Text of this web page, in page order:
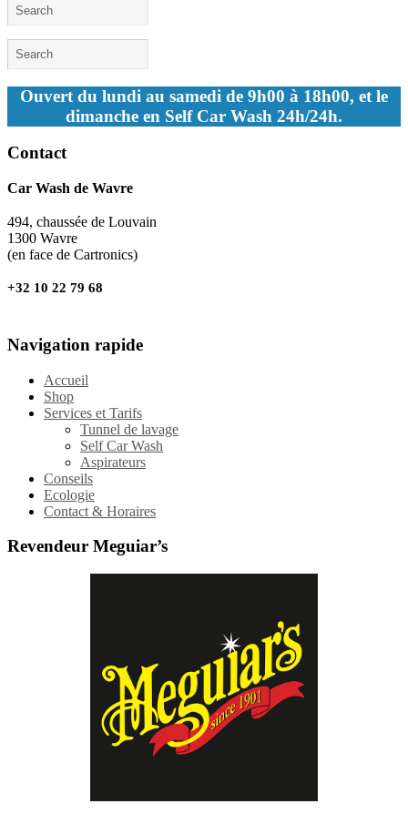
Ouvert du lundi au samedi de 9h00 à 18h00, et le
dimanche en Self Car Wash 24h/24h.
Contact
Car Wash de Wavre
494, chaussée de Louvain
1300 Wavre
(en face de Cartronics)
+32 10 22 79 68
Navigation rapide
Accueil
Shop
Services et Tarifs
Tunnel de lavage
Self Car Wash
Aspirateurs
Conseils
Ecologie
Contact & Horaires
Revendeur Meguiar’s